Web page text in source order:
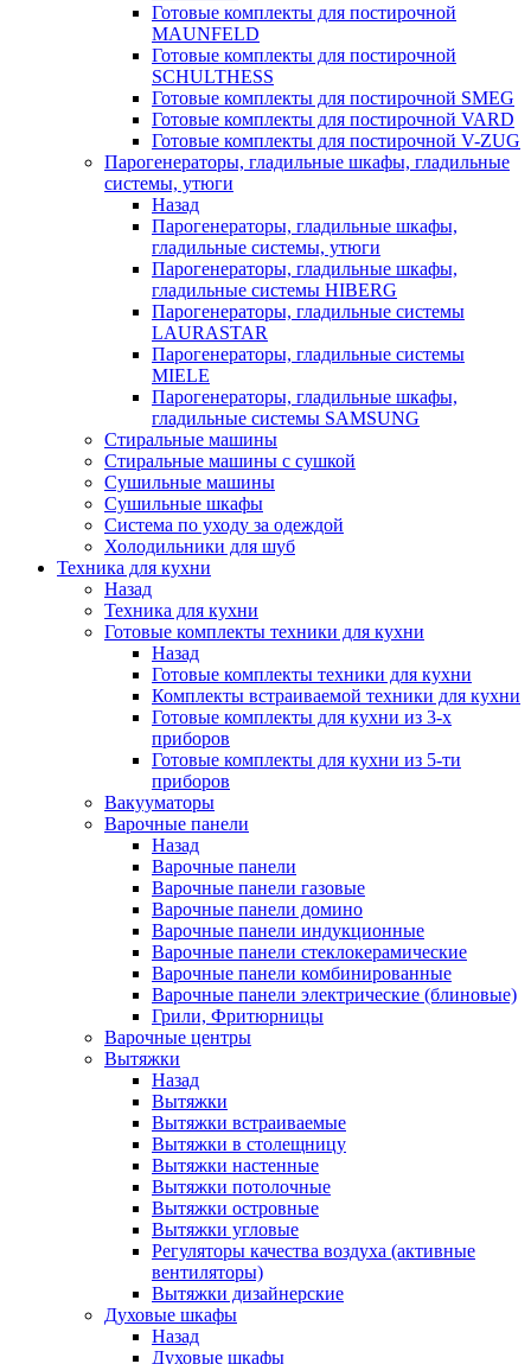
Готовые комплекты для постирочной
MAUNFELD
Готовые комплекты для постирочной
SCHULTHESS
Готовые комплекты для постирочной SMEG
Готовые комплекты для постирочной VARD
Готовые комплекты для постирочной V-ZUG
Парогенераторы, гладильные шкафы, гладильные
системы, утюги
Назад
Парогенераторы, гладильные шкафы,
гладильные системы, утюги
Парогенераторы, гладильные шкафы,
гладильные системы HIBERG
Парогенераторы, гладильные системы
LAURASTAR
Парогенераторы, гладильные системы
MIELE
Парогенераторы, гладильные шкафы,
гладильные системы SAMSUNG
Стиральные машины
Стиральные машины с сушкой
Сушильные машины
Сушильные шкафы
Система по уходу за одеждой
Холодильники для шуб
Техника для кухни
Назад
Техника для кухни
Готовые комплекты техники для кухни
Назад
Готовые комплекты техники для кухни
Комплекты встраиваемой техники для кухни
Готовые комплекты для кухни из 3-х
приборов
Готовые комплекты для кухни из 5-ти
приборов
Вакууматоры
Варочные панели
Назад
Варочные панели
Варочные панели газовые
Варочные панели домино
Варочные панели индукционные
Варочные панели стеклокерамические
Варочные панели комбинированные
Варочные панели электрические (блиновые)
Грили, Фритюрницы
Варочные центры
Вытяжки
Назад
Вытяжки
Вытяжки встраиваемые
Вытяжки в столещницу
Вытяжки настенные
Вытяжки потолочные
Вытяжки островные
Вытяжки угловые
Регуляторы качества воздуха (активные
вентиляторы)
Вытяжки дизайнерские
Духовые шкафы
Назад
Духовые шкафы